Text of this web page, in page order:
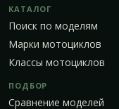
КАТАЛОГ
Поиск по моделям
Марки мотоциклов
Классы мотоциклов
ПОДБОР
Сравнение моделей